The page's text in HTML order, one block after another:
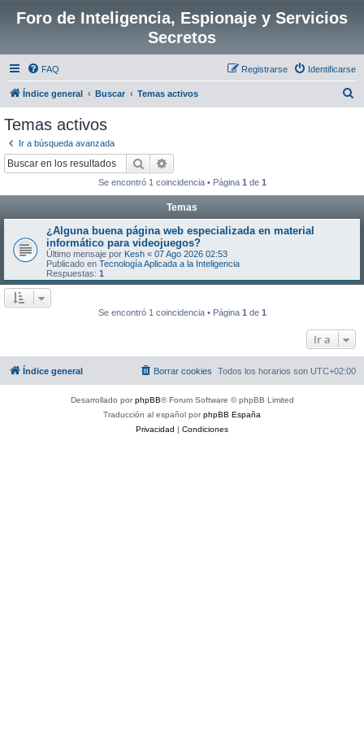
Foro de Inteligencia, Espionaje y Servicios
Secretos
FAQ Identificarse
Registrarse
Índice general Buscar Temas activos
Temas activos
Ir a búsqueda avanzada
Buscar
Se encontró 1 coincidencia • Página 1 de 1
Temas
¿Alguna buena página web especializada en material
informático para videojuegos?
Último mensaje por Kesh « 07 Ago 2026 02:53
Publicado en Tecnología Aplicada a la Inteligencia
Respuestas: 1
Se encontró 1 coincidencia • Página 1 de 1
Ir a
Índice general Todos los horarios son UTC+02:00
Borrar cookies
Desarrollado porphpBB® Forum Software © phpBB Limited
Traducción al español porphpBB España
Privacidad | Condiciones